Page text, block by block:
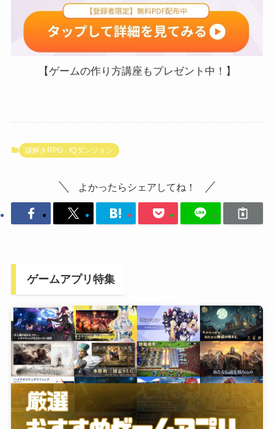
【ゲームの作り方講座もプレゼント中！】
謎解きRPG - IQダンジョン
よかったらシェアしてね！
ゲームアプリ特集